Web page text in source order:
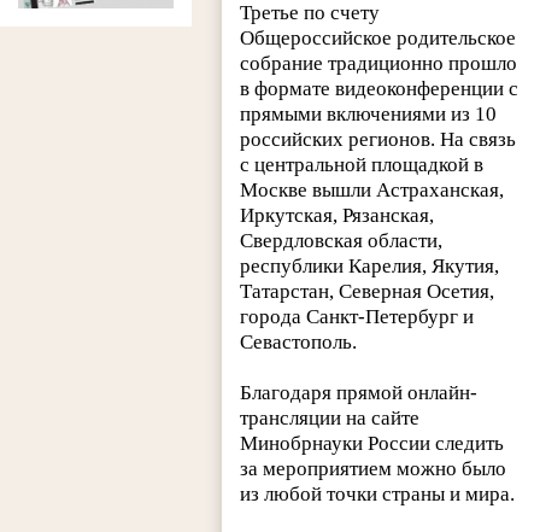
Третье по счету
Общероссийское родительское
собрание традиционно прошло
в формате видеоконференции с
прямыми включениями из 10
российских регионов. На связь
с центральной площадкой в
Москве вышли Астраханская,
Иркутская, Рязанская,
Свердловская области,
республики Карелия, Якутия,
Татарстан, Северная Осетия,
города Санкт-Петербург и
Севастополь.
Благодаря прямой онлайн-
трансляции на сайте
Минобрнауки России следить
за мероприятием можно было
из любой точки страны и мира.